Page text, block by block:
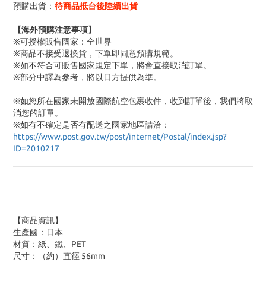
預購出貨： 待商品抵台後陸續出貨
【海外預購注意事項】
※可授權販售國家：全世界
※商品不接受退換貨，下單即同意預購規範。
※如不符合可販售國家規定下單，將會直接取消訂單。
※部分中譯為參考，將以日方提供為準。
※如您所在國家未開放國際航空包裹收件，收到訂單後，我們將取
消您的訂單。
※如有不確定是否有配送之國家地區請洽：
https://www.post.gov.tw/post/internet/Postal/index.jsp?
ID=2010217
【商品資訊】
生產國：日本
材質：紙、鐵、PET
尺寸：（約）直徑 56mm